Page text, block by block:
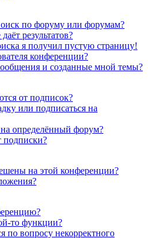
по форуму или форумам?
результатов?
я получил пустую страницу!
конференции?
и созданные мной темы?
от подписок?
или подписаться на
определённый форум?
подписки?
на этой конференции?
то функции?
по вопросу некорректного